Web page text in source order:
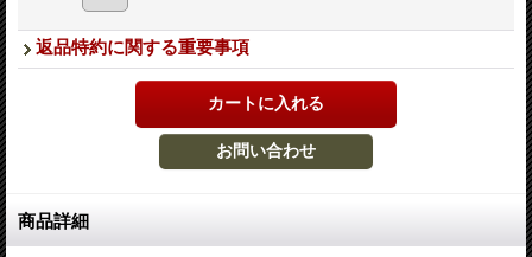
返品特約に関する重要事項
商品詳細